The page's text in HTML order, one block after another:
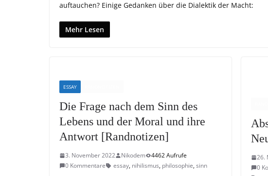
auftauchen? Einige Gedanken über die Dialektik der Macht:
Mehr Lesen
ESSAY
Die Frage nach dem Sinn des
Lebens und der Moral und ihre
Antwort [Randnotizen]
3. November 2022 Nikodem
4462 Aufrufe
0 Kommentare
essay, nihilismus, philosophie,sinn
26.
0